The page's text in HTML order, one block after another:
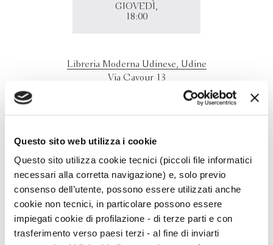
Questo sito web utilizza i cookie
Questo sito utilizza cookie tecnici (piccoli file informatici
necessari alla corretta navigazione) e, solo previo
consenso dell’utente, possono essere utilizzati anche
cookie non tecnici, in particolare possono essere
impiegati cookie di profilazione - di terze parti e con
trasferimento verso paesi terzi - al fine di inviarti
GIOVEDÌ,
18:00
Libreria Moderna Udinese, Udine
Via Cavour 13